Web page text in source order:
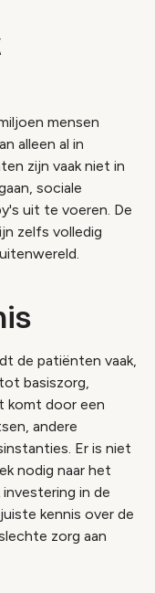
mensen
alleen al in
zijn vaak niet in
sociale
uit te voeren. De
zelfs volledig
de patiënten vaak,
basiszorg,
komt door een
andere
Er is niet
nodig naar het
in de
kennis over de
zorg aan